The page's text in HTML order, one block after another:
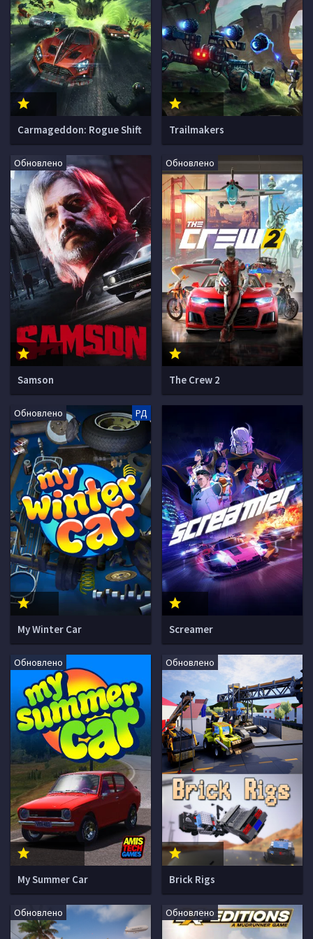
Carmageddon: Rogue Shift Trailmakers
Обновлено
Samson
Обновлено
The Crew 2
Обновлено РД
My Winter Car Screamer
Обновлено
My Summer Car
Обновлено
Brick Rigs
Обновлено Обновлено